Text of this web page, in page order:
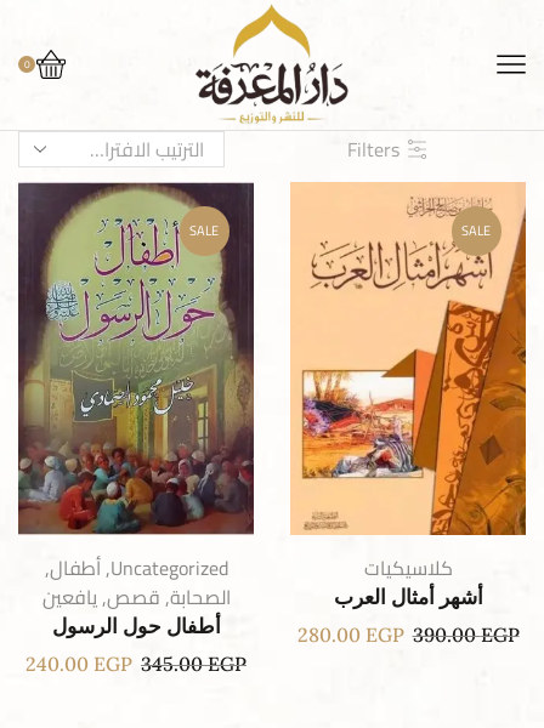
0
Filters
SALE
كلاسيكيات
أشهر أمثال العرب
390.00EGP
280.00 EGP
SALE
Uncategorized
,أطفال,
الصحابة,قصص,يافعين
أطفال حول الرسول
345.00EGP
240.00 EGP